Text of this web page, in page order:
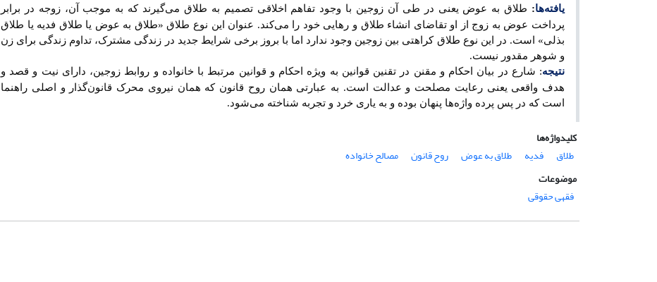
یافتهها: طلاق به عوض یعنی در طی آن زوجین با وجود تفاهم اخلاقی تصمیم به طلاق می‌گیرند که به موجب آن، زوجه در برابر
پرداخت عوض به زوج از او تقاضای انشاء طلاق و رهایی خود را می‌کند. عنوان این نوع طلاق «طلاق به عوض یا طلاق فدیه یا طلاق
بذلی» است. در این نوع طلاق کراهتی بین زوجین وجود ندارد اما با بروز برخی شرایط جدید در زندگی مشترک، تداوم زندگی برای زن
و شوهر مقدور نیست.
نتیجه: شارع در بیان احکام و مقنن در تقنین قوانین به ویژه احکام و قوانین مرتبط با خانواده و روابط زوجین، دارای نیت و قصد و
هدف واقعی یعنی رعایت مصلحت و عدالت است. به عبارتی همان روح قانون که همان نیروی محرک قانون‌گذار و اصلی راهنما
است که در پس پرده واژه‌ها پنهان بوده و به یاری خرد و تجربه شناخته می‌شود.
کلیدواژه‌ها
طلاق
فدیه طلاق به عوض روح قانون
مصالح خانواده
موضوعات
فقهی حقوقی